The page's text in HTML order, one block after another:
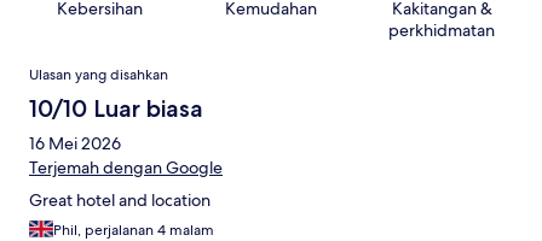
Kebersihan Kemudahan
Kakitangan &
perkhidmatan
Ulasan
Ulasan yang disahkan
10/10 Luar biasa
16 Mei 2026
Terjemah dengan Google
Great hotel and location
Phil, perjalanan 4 malam